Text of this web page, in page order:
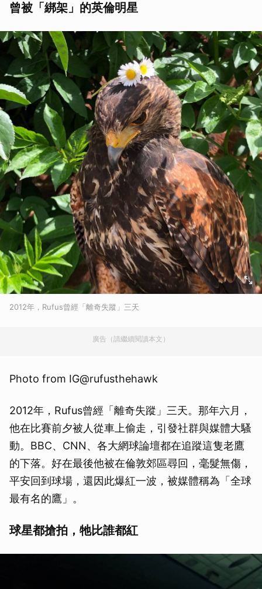
曾被「綁架」的英倫明星
2012年，Rufus曾經「離奇失蹤」三天
廣告（請繼續閱讀本文）
Photo from IG@rufusthehawk
2012年，Rufus曾經「離奇失蹤」三天。那年六月，
他在比賽前夕被人從車上偷走，引發社群與媒體大騷
動。BBC、CNN、各大網球論壇都在追蹤這隻老鷹
的下落。好在最後他被在倫敦郊區尋回，毫髮無傷，
平安回到球場，還因此爆紅一波，被媒體稱為「全球
最有名的鷹」。
球星都搶拍，牠比誰都紅